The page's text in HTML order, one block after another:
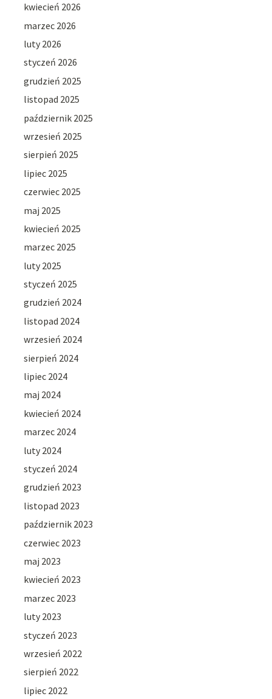
kwiecień 2026
marzec 2026
luty 2026
styczeń 2026
grudzień 2025
listopad 2025
październik 2025
wrzesień 2025
sierpień 2025
lipiec 2025
czerwiec 2025
maj 2025
kwiecień 2025
marzec 2025
luty 2025
styczeń 2025
grudzień 2024
listopad 2024
wrzesień 2024
sierpień 2024
lipiec 2024
maj 2024
kwiecień 2024
marzec 2024
luty 2024
styczeń 2024
grudzień 2023
listopad 2023
październik 2023
czerwiec 2023
maj 2023
kwiecień 2023
marzec 2023
luty 2023
styczeń 2023
wrzesień 2022
sierpień 2022
lipiec 2022